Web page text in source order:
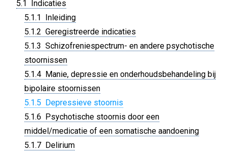
5.1 Indicaties
5.1.1 Inleiding
5.1.2 Geregistreerde indicaties
5.1.3 Schizofreniespectrum- en andere psychotische
stoornissen
5.1.4 Manie, depressie en onderhoudsbehandeling bij
bipolaire stoornissen
5.1.5 Depressieve stoornis
5.1.6 Psychotische stoornis door een
middel/medicatie of een somatische aandoening
5.1.7 Delirium